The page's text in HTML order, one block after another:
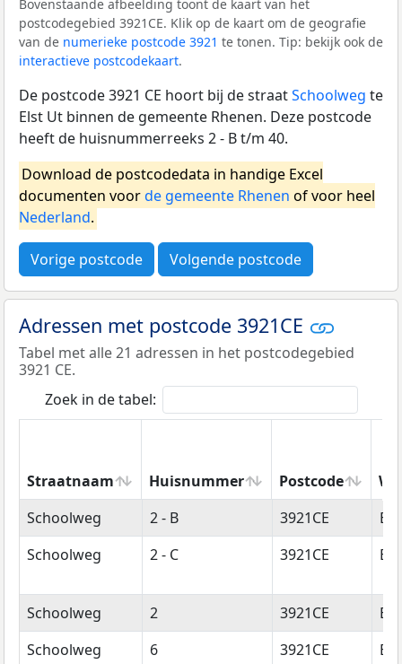
Bovenstaande afbeelding toont de kaart van het
postcodegebied 3921CE. Klik op de kaart om de geografie
van de numerieke postcode 3921 te tonen. Tip: bekijk ook de
interactieve postcodekaart.
De postcode 3921 CE hoort bij de straatSchoolweg te
Elst Ut binnen de gemeente Rhenen. Deze postcode
heeft de huisnummerreeks 2 - B t/m 40.
Download de postcodedata in handige Excel
documenten voorde gemeente Rhenen of voor heel
Nederland.
Vorige postcode Volgende postcode
Adressen met postcode 3921CE
Tabel met alle 21 adressen in het postcodegebied
3921 CE.
Zoek in de tabel:
Straatnaam Huisnummer Postcode
Straatnaam
Huisnummer Postcode
Schoolweg 2 - B 3921CE
Schoolweg
2 - C 3921CE
Schoolweg 2 3921CE
Schoolweg
6 3921CE